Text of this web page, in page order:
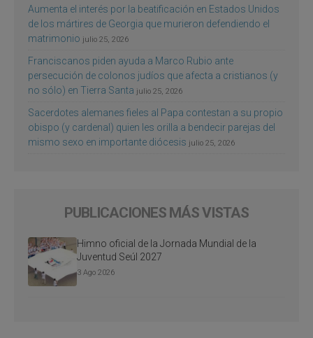
Aumenta el interés por la beatificación en Estados Unidos
de los mártires de Georgia que murieron defendiendo el
matrimonio julio 25, 2026
Franciscanos piden ayuda a Marco Rubio ante
persecución de colonos judíos que afecta a cristianos (y
no sólo) en Tierra Santa julio 25, 2026
Sacerdotes alemanes fieles al Papa contestan a su propio
obispo (y cardenal) quien les orilla a bendecir parejas del
mismo sexo en importante diócesis julio 25, 2026
PUBLICACIONES MÁS VISTAS
Himno oficial de la Jornada Mundial de la
Juventud Seúl 2027
3 Ago 2026